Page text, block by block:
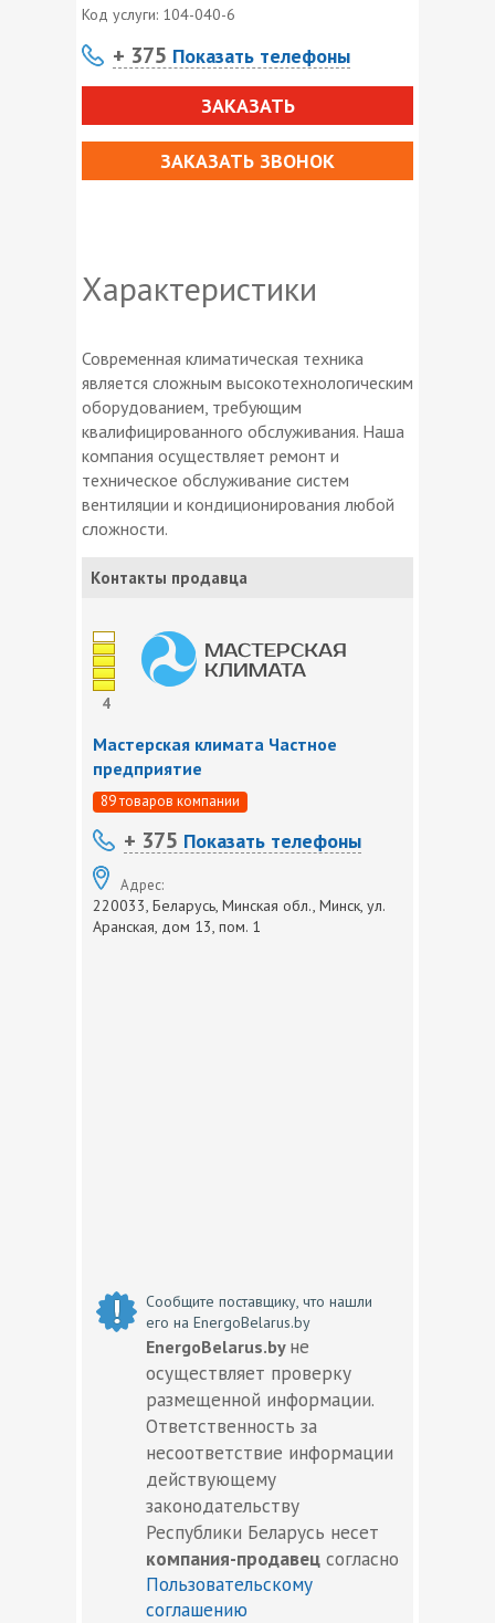
Код услуги: 104-040-6
+ 375 Показать телефоны
ЗАКАЗАТЬ
ЗАКАЗАТЬ ЗВОНОК
Характеристики
Современная климатическая техника
является сложным высокотехнологическим
оборудованием, требующим
квалифицированного обслуживания. Наша
компания осуществляет ремонт и
техническое обслуживание систем
вентиляции и кондиционирования любой
сложности.
Контакты продавца
4
Мастерская климата Частное
предприятие
89 товаров компании
+ 375 Показать телефоны
Адрес:
220033, Беларусь, Минская обл., Минск, ул.
Аранская, дом 13, пом. 1
Сообщите поставщику, что нашли
его на EnergoBelarus.by
EnergoBelarus.by не
осуществляет проверку
размещенной информации.
Ответственность за
несоответствие информации
действующему
законодательству
Республики Беларусь несет
компания-продавец согласно
Пользовательскому
соглашению